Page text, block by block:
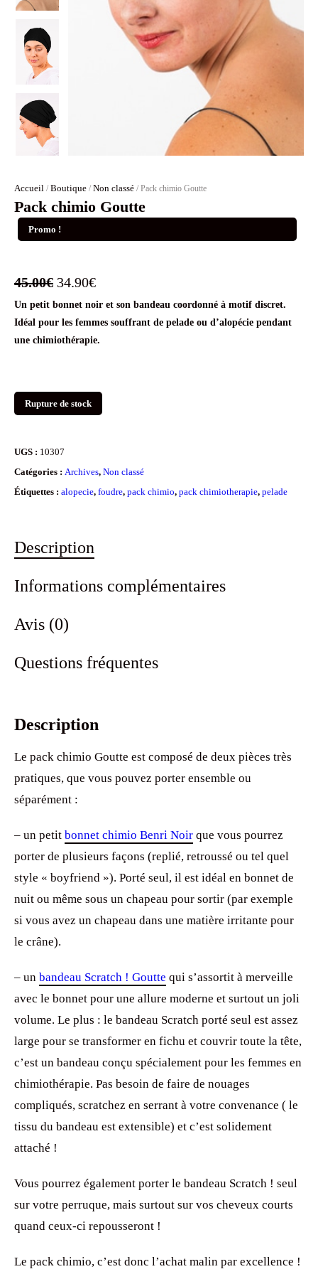
Accueil / Boutique / Non classé / Pack chimio Goutte
Pack chimio Goutte
Promo !
45.00€ Le
prix
initial
34.90€Le
prix
Un petit bonnet noir et son bandeau coordonné à motif discret.
Idéal pour les femmes souffrant de pelade ou d’alopécie pendant
une chimiothérapie.
Rupture de stock
UGS : 10307
Catégories : Archives, Non classé
Étiquettes : alopecie, foudre, pack chimio, pack chimiotherapie, pelade
Description
Informations complémentaires
Avis (0)
Questions fréquentes
Description
Le pack chimio Goutte est composé de deux pièces très
pratiques, que vous pouvez porter ensemble ou
séparément :
– un petit bonnet chimio Benri Noir que vous pourrez
porter de plusieurs façons (replié, retroussé ou tel quel
style « boyfriend »). Porté seul, il est idéal en bonnet de
nuit ou même sous un chapeau pour sortir (par exemple
si vous avez un chapeau dans une matière irritante pour
le crâne).
– un bandeau Scratch ! Goutte qui s’assortit à merveille
avec le bonnet pour une allure moderne et surtout un joli
volume. Le plus : le bandeau Scratch porté seul est assez
large pour se transformer en fichu et couvrir toute la tête,
c’est un bandeau conçu spécialement pour les femmes en
chimiothérapie. Pas besoin de faire de nouages
compliqués, scratchez en serrant à votre convenance ( le
tissu du bandeau est extensible) et c’est solidement
attaché !
Vous pourrez également porter le bandeau Scratch ! seul
sur votre perruque, mais surtout sur vos cheveux courts
quand ceux-ci repousseront !
Le pack chimio, c’est donc l’achat malin par excellence !